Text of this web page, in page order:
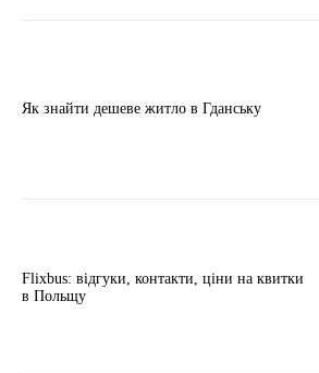
Як знайти дешеве житло в Гданську
Flixbus: відгуки, контакти, ціни на квитки
в Польщу